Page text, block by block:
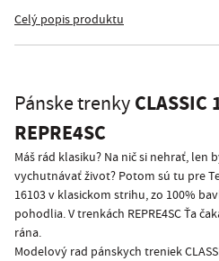
Celý popis produktu
Pánske trenky CLASSIC
REPRE4SC
Máš rád klasiku? Na nič si nehrať, len
vychutnávať život? Potom sú tu pre
16103 v klasickom strihu, zo 100%
pohodlia. V trenkách REPRE4SC Ťa
rána.
Modelový rad pánskych treniek